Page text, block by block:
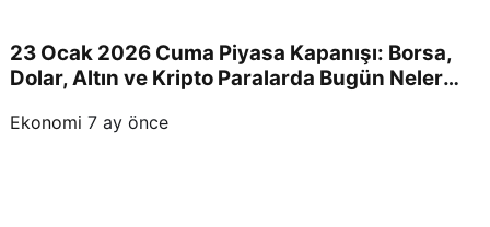
23 Ocak 2026 Cuma Piyasa Kapanışı: Borsa,
Dolar, Altın ve Kripto Paralarda Bugün Neler
Ekonomi 7 ay önce